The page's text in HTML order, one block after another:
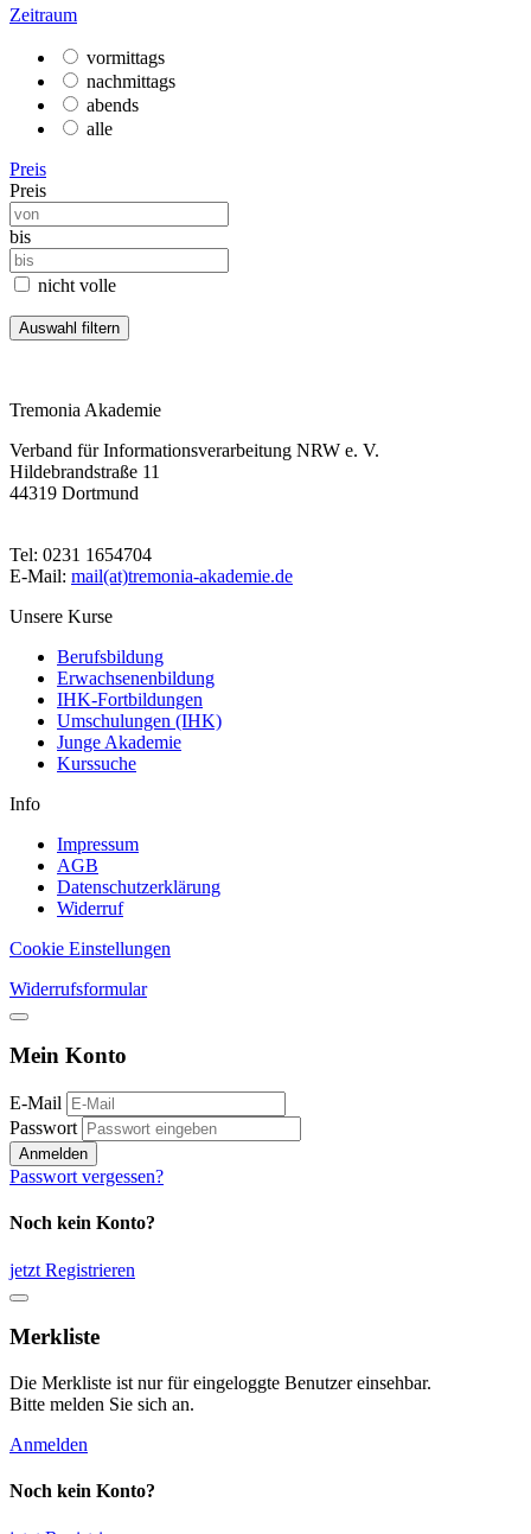
Zeitraum
vormittags
nachmittags
abends
alle
Preis
Preis
bis
nicht volle
Tremonia Akademie
Verband für Informationsverarbeitung NRW e. V.
Hildebrandstraße 11
44319 Dortmund
Tel: 0231 1654704
E-Mail: mail(at)tremonia-akademie.de
Unsere Kurse
Berufsbildung
Erwachsenenbildung
IHK-Fortbildungen
Umschulungen (IHK)
Junge Akademie
Kurssuche
Info
Impressum
AGB
Datenschutzerklärung
Widerruf
Cookie Einstellungen
Widerrufsformular
Mein Konto
E-Mail
Passwort
Anmelden
Passwort vergessen?
Noch kein Konto?
jetzt Registrieren
Merkliste
Die Merkliste ist nur für eingeloggte Benutzer einsehbar.
Bitte melden Sie sich an.
Anmelden
Noch kein Konto?